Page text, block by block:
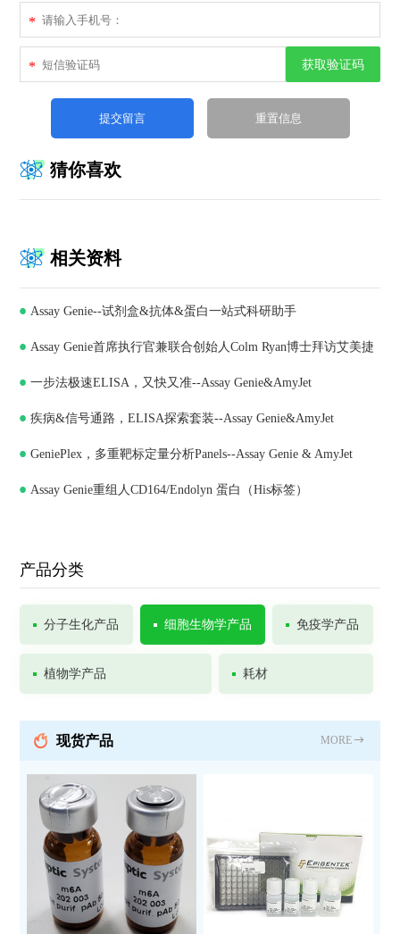
*
* 获取验证码
猜你喜欢
相关资料
Assay Genie--试剂盒&抗体&蛋白一站式科研助手
Assay Genie首席执行官兼联合创始人Colm Ryan博士拜访艾美捷
科技，深化合作共谋发展
一步法极速ELISA，又快又准--Assay Genie&AmyJet
疾病&信号通路，ELISA探索套装--Assay Genie&AmyJet
GeniePlex，多重靶标定量分析Panels--Assay Genie & AmyJet
Assay Genie重组人CD164/Endolyn 蛋白（His标签）
产品分类
分子生化产品 细胞生物学产品 免疫学产品
植物学产品 耗材
现货产品 MORE